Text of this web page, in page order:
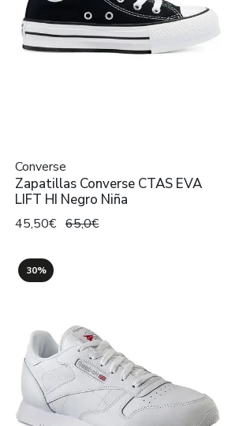
Converse
Zapatillas Converse CTAS EVA
LIFT HI Negro Niña
45,50€ 65,0€
30%